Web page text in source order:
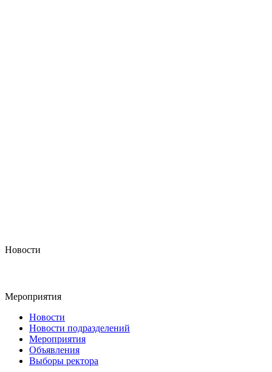
Новости
Мероприятия
Новости
Новости подразделений
Мероприятия
Объявления
Выборы ректора